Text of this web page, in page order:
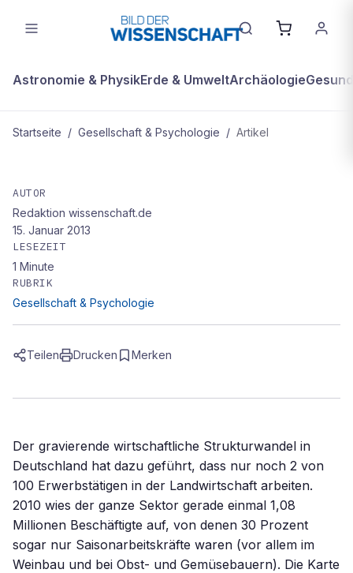
Astronomie & PhysikErde & UmweltArchäologie
Startseite / Gesellschaft & Psychologie / Artikel
Der gravierende wirtschaftliche
AUTOR
Redaktion wissenschaft.de
15. Januar 2013
LESEZEIT
1 Minute
RUBRIK
Gesellschaft & Psychologie
Teilen Drucken Merken
Der gravierende wirtschaftliche Strukturwandel in
Deutschland hat dazu geführt, dass nur noch 2 von
100 Erwerbstätigen in der Landwirtschaft arbeiten.
2010 wies der ganze Sektor gerade einmal 1,08
Millionen Beschäftigte auf, von denen 30 Prozent
sogar nur Saisonarbeitskräfte waren (vor allem im
Weinbau und bei Obst- und Gemüsebauern). Die Karte